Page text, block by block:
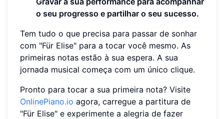
o seu progresso e partilhar o seu sucesso.
Tem tudo o que precisa para passar de sonhar
com "Für Elise" para a tocar você mesmo. As
primeiras notas estão à sua espera. A sua
jornada musical começa com um único clique.
Pronto para tocar a sua primeira nota? Visite
OnlinePiano.io agora, carregue a partitura de
"Für Elise" e experimente a alegria de fazer